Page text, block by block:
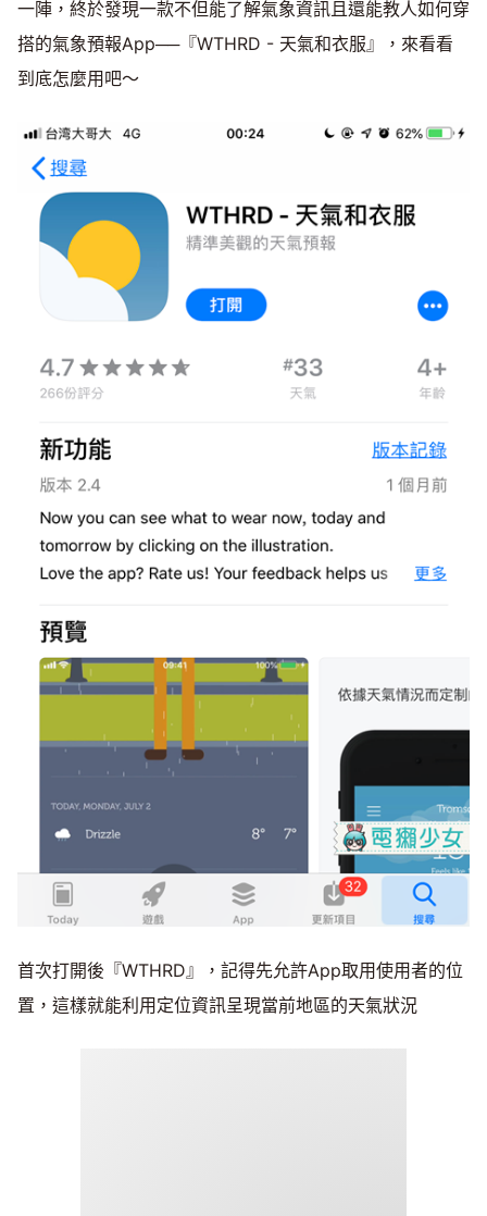
一陣，終於發現一款不但能了解氣象資訊且還能教人如何穿
搭的氣象預報App──『WTHRD - 天氣和衣服』，來看看
到底怎麼用吧～
首次打開後『WTHRD』，記得先允許App取用使用者的位
置，這樣就能利用定位資訊呈現當前地區的天氣狀況